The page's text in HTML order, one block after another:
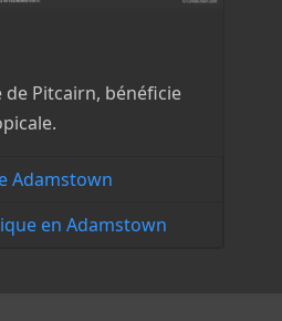
Pitcairn, bénéficie
Adamstown
en Adamstown